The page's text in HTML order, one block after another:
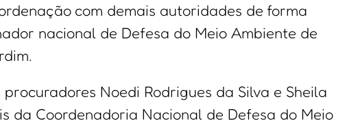
com demais autoridades de forma
nacional de Defesa do Meio Ambiente de
Noedi Rodrigues da Silva e Sheila
da Coordenadoria Nacional de Defesa do Meio